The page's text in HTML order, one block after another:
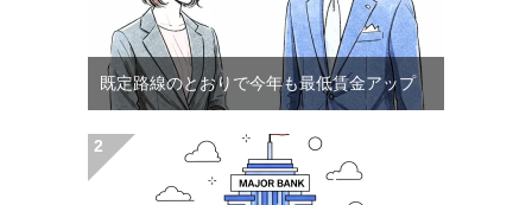
既定路線のとおりで今年も最低賃金アップ